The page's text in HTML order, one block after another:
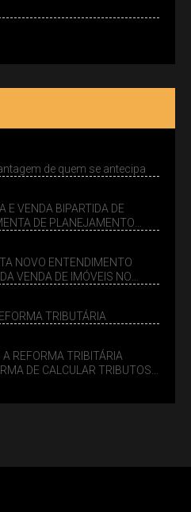
de quem se antecipa
E VENDA BIPARTIDA DE
DE PLANEJAMENTO
NOVO ENTENDIMENTO
VENDA DE IMÓVEIS NO
TRIBUTÁRIA
REFORMA TRIBITÁRIA
DE CALCULAR TRIBUTOS